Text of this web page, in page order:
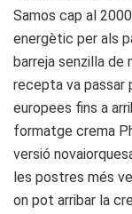
Samos cap al
energètic per als
barreja senzilla de
recepta va passar
europees fins a
formatge crema
versió
les postres més
on pot arribar la